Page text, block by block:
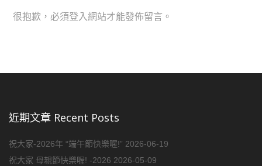
很抱歉，必須登入 網站才能發佈留言。
近期文章 Recent Posts
祝大家-2026年 “端午節快樂喔!” 2026-06-19
祝大家 母親節快樂喔! -2026 2026-05-09